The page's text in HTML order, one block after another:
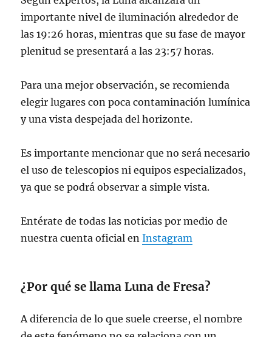
importante nivel de iluminación alrededor de
las 19:26 horas, mientras que su fase de mayor
plenitud se presentará a las 23:57 horas.
Para una mejor observación, se recomienda
elegir lugares con poca contaminación lumínica
y una vista despejada del horizonte.
Es importante mencionar que no será necesario
el uso de telescopios ni equipos especializados,
ya que se podrá observar a simple vista.
Entérate de todas las noticias por medio de
nuestra cuenta oficial enInstagram
¿Por qué se llama Luna de Fresa?
A diferencia de lo que suele creerse, el nombre